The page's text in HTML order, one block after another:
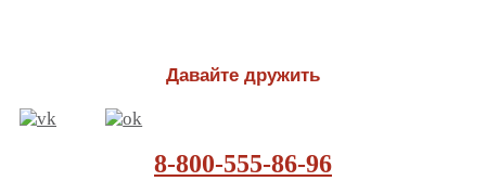
Давайте дружить
8-800-555-86-96